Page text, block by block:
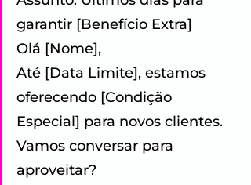
garantir [Benefício Extra]
Olá [Nome],
Até [Data Limite], estamos
oferecendo [Condição
Especial] para novos clientes.
Vamos conversar para
aproveitar?